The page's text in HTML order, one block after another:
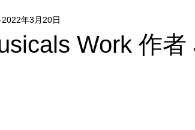
Work 作者
2022年3月20日